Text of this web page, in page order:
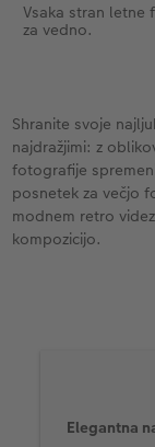
Vsaka stran letne
za vedno.
Shranite svoje
najdražjimi: z
fotografije
posnetek za večjo
modnem retro
kompozicijo.
Elegantna